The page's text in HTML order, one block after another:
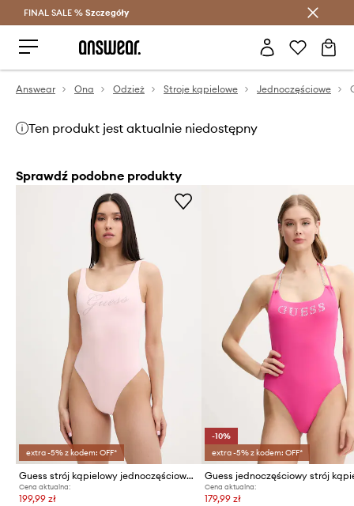
Oszczędzaj z Answear Club >
FINAL SALE % Szczegóły
Answear Ona Odzież Stroje kąpielowe Jednoczęściowe
Ten produkt jest aktualnie niedostępny
Sprawdź podobne produkty
extra -5% z kodem: OFF*
Guess strój kąpielowy jednoczęściowy damski ANNALISA
Cena aktualna:
199,99 zł
-10%
extra -5% z kodem: OFF*
Guess jednoczęściowy strój
Cena aktualna:
179,99 zł